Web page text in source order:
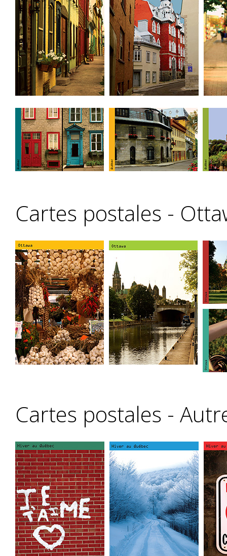
Cartes postales -
Cartes postales -